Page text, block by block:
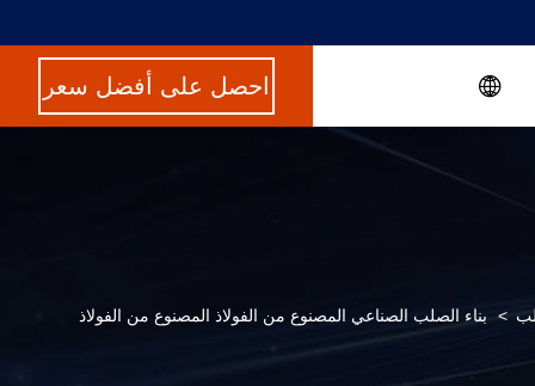
احصل على أفضل سعر
> بناء الصلب الصناعي المصنوع من الفولاذ المصنوع من الفولاذ